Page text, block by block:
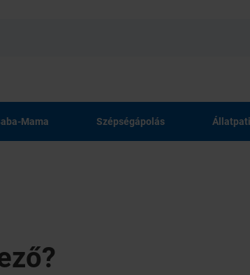
Mama Szépségápolás